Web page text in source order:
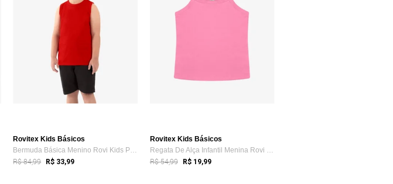
Rovitex Kids Básicos
Bermuda Básica Menino Rovi Kids Preto
R$ 84,99 R$ 33,99
Rovitex Kids Básicos
Regata De Alça Infantil Menina Rovi Kids Rosa
R$ 54,99 R$ 19,99